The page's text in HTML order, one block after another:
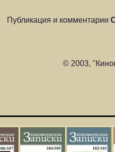
Публикация и комментарии
© 2003,